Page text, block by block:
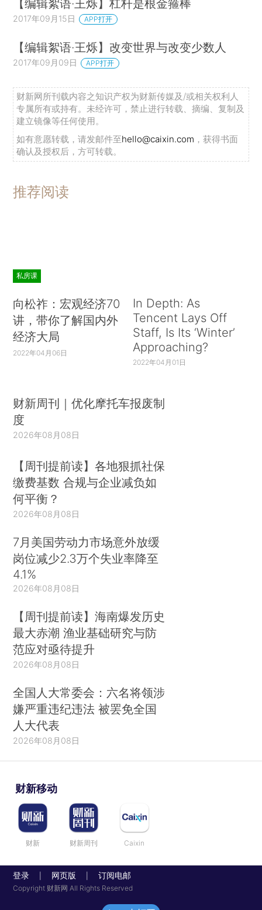
【编辑絮语·王烁】杠杆是根金箍棒
2017年09月15日 APP打开
【编辑絮语·王烁】改变世界与改变少数人
2017年09月09日 APP打开
财新网所刊载内容之知识产权为财新传媒及/或相关权利人
专属所有或持有。未经许可，禁止进行转载、摘编、复制及
建立镜像等任何使用。
如有意愿转载，请发邮件至hello@caixin.com ，获得书面
确认及授权后，方可转载。
推荐阅读
私房课
向松祚：宏观经济70
讲，带你了解国内外
经济大局
2022年04月06日
In Depth: As
Tencent Lays Off
Staff, Is Its ‘Winter’
Approaching?
2022年04月01日
财新周刊｜优化摩托车报废制
度
2026年08月08日
【周刊提前读】各地狠抓社保
缴费基数 合规与企业减负如
何平衡？
2026年08月08日
7月美国劳动力市场意外放缓
岗位减少2.3万个失业率降至
4.1%
2026年08月08日
【周刊提前读】海南爆发历史
最大赤潮 渔业基础研究与防
范应对亟待提升
2026年08月08日
全国人大常委会：六名将领涉
嫌严重违纪违法 被罢免全国
人大代表
2026年08月08日
财新移动
财新 财新周刊 Caixin
登录 网页版 订阅电邮
Copyright 财新网 All Rights Reserved